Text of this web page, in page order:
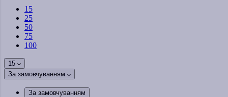
15
25
50
75
100
15
За замовчуванням
За замовчуванням